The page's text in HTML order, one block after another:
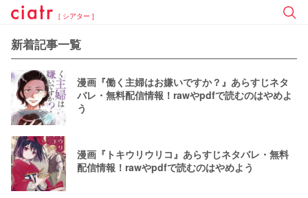
[ シアター ]
新着記事一覧
漫画『働く主婦はお嫌いですか？』あらすじネタ
バレ・無料配信情報！rawやpdfで読むのはやめよ
う
漫画『トキウリウリコ』あらすじネタバレ・無料
配信情報！rawやpdfで読むのはやめよう